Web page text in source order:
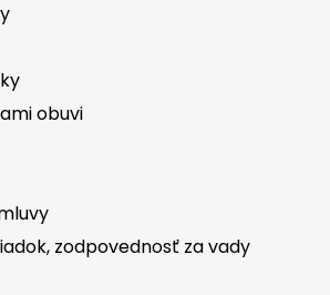
obuvi
zodpovednosť za vady